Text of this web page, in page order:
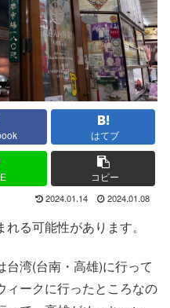
はてブ
コピー
2024.01.14 2024.01.08
る可能性があります。
湾(台南・高雄)に行って
ィークに行ったところなの